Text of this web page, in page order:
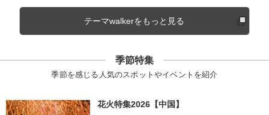
テーマwalkerをもっと見る
季節特集
季節を感じる人気のスポットやイベントを紹介
花火特集2026【中国】